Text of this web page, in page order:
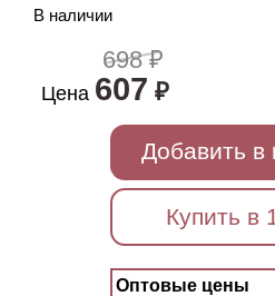
В наличии
698 ₽
Цена 607 ₽
Добавить в
Купить в
Оптовые цены